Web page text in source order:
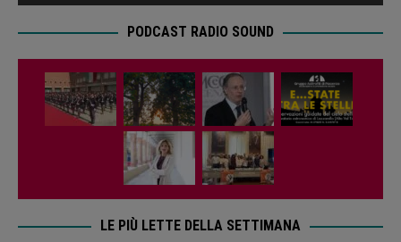
PODCAST RADIO SOUND
LE PIÙ LETTE DELLA SETTIMANA